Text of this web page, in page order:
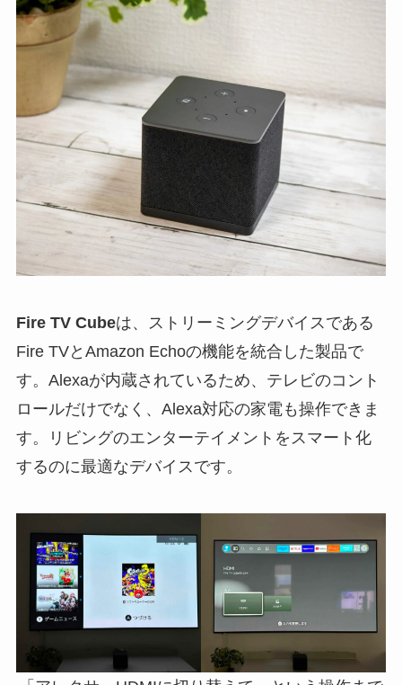
Fire TV Cubeは、ストリーミングデバイスである
Fire TVとAmazon Echoの機能を統合した製品で
す。Alexaが内蔵されているため、テレビのコント
ロールだけでなく、Alexa対応の家電も操作できま
す。リビングのエンターテイメントをスマート化
するのに最適なデバイスです。